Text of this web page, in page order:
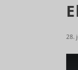
28.